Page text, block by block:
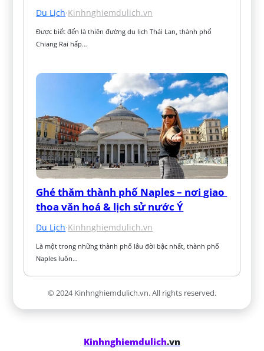
Du Lịch·Kinhnghiemdulich.vn
Được biết đến là thiên đường du lịch Thái Lan, thành phố
Chiang Rai hấp…
Ghé thăm thành phố Naples – nơi giao
thoa văn hoá & lịch sử nước Ý
Du Lịch·Kinhnghiemdulich.vn
Là một trong những thành phố lâu đời bậc nhất, thành phố
Naples luôn…
© 2024 Kinhnghiemdulich.vn. All rights reserved.
Kinhnghiemdulich.vn